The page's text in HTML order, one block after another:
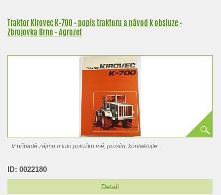
Traktor Kirovec K-700 - popis traktoru a návod k obsluze -
Zbrojovka Brno - Agrozet
V případě zájmu o tuto položku mě, prosím, kontaktujte.
ID: 0022180
Detail